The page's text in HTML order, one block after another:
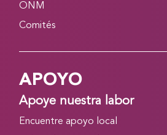
ONM
Comités
APOYO
Apoye nuestra labor
Encuentre apoyo local